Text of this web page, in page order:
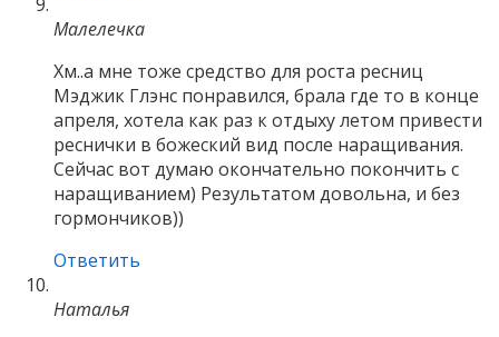
Малелечка
Хм..а мне тоже средство для роста ресниц
Мэджик Глэнс понравился, брала где то в конце
апреля, хотела как раз к отдыху летом привести
реснички в божеский вид после наращивания.
Сейчас вот думаю окончательно покончить с
наращиванием) Результатом довольна, и без
гормончиков))
Ответить
Наталья